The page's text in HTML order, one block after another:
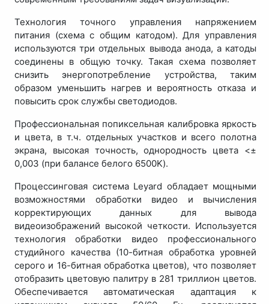
Технология точного управления напряжением
питания (схема с общим катодом). Для управления
используются три отдельных вывода анода, а катоды
соединены в общую точку. Такая схема позволяет
снизить энергопотребление устройства, таким
образом уменьшить нагрев и вероятность отказа и
повысить срок службы светодиодов.
Профессиональная попиксельная калибровка яркость
и цвета, в т.ч. отдельных участков и всего полотна
экрана, высокая точность, однородность цвета <±
0,003 (при балансе белого 6500K).
Процессинговая система Leyard обладает мощными
возможностями обработки видео и вычисления
корректирующих данных для вывода
видеоизображений высокой четкости. Используется
технология обработки видео профессионального
студийного качества (10-битная обработка уровней
серого и 16-битная обработка цветов), что позволяет
отобразить цветовую палитру в 281 триллион цветов.
Обеспечивается автоматическая адаптация к